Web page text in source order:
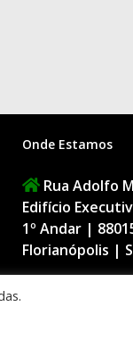
Onde Estamos
Rua Adolfo
Edifício
1º Andar |
Florianópolis |